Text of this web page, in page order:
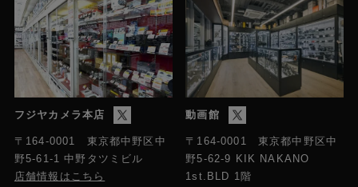
フジヤカメラ本店
〒164-0001 東京都中野区中
野5-61-1 中野タツミビル
店舗情報はこちら
動画館
〒164-0001 東京都中野区中
野5-62-9 KIK NAKANO
1st.BLD 1階